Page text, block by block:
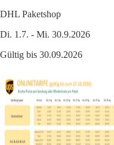
DHL Paketshop
Di. 1.7. - Mi. 30.9.2026
Gültig bis 30.09.2026